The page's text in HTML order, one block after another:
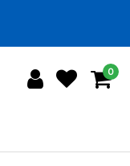
0